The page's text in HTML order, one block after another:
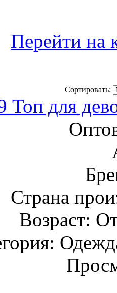
Перейти на
Сортировать:
Топ для
Страна
Возраст: